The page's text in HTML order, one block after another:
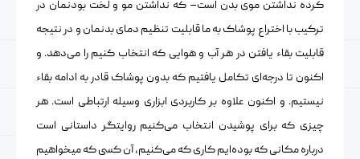
کرده نداشتن موی بدن است– که نداشتن مو و لخت بودنمان در
ترکیب با اختراع پوشاک به ما قابلیت تنظیم دمای بدنمان و در نتیجه
قابلیت بقاء یافتن در هر آب و هوایی که انتخاب کنیم را می‌دهد. و
اکنون تا درجه‌ای تکامل یافتیم که بدون پوشاک قادر به ادامه بقاء
نیستیم. و اکنون علاوه بر کاربردی ابزاری وسیله ارتباطی است. هر
چیزی که برای پوشیدن انتخاب می‌کنیم روایتگر داستانی است
درباره مکانی که بوده‌ایم کاری که می‌کنیم، آن کسی که میخواهیم